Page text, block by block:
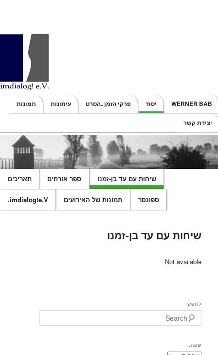
Main menu
SKIP TO PRIMARY CONTENT
SKIP TO SECONDARY CONTENT
WERNER BAB יסוד פרקי הזמן ـהסרט עיתונות תמונות
יצירת קשר
תאריכים ספר אורחים שיחות עם עד בן-זמנו
imdialog!e.V. תמונות של האירועים ספונסר
שיחות עם עד בן-זמנו
Not available
לחפש
Search
שפה: